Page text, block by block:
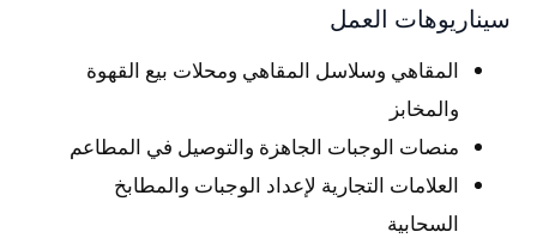
سيناريوهات العمل
المقاهي وسلاسل المقاهي ومحلات بيع القهوة
والمخابز
منصات الوجبات الجاهزة والتوصيل في المطاعم
العلامات التجارية لإعداد الوجبات والمطابخ
السحابية